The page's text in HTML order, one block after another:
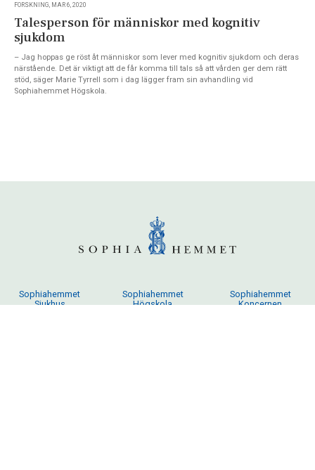
FORSKNING, MAR 6, 2020
Talesperson för människor med kognitiv
sjukdom
– Jag hoppas ge röst åt människor som lever med kognitiv sjukdom och deras
närstående. Det är viktigt att de får komma till tals så att vården ger dem rätt
stöd, säger Marie Tyrrell som i dag lägger fram sin avhandling vid
Sophiahemmet Högskola.
Sophiahemmet
Sjukhus
Sophiahemmet
Högskola
Sophiahemmet
Koncernen